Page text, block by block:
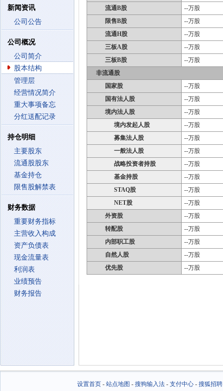
新闻资讯
公司公告
公司概况
公司简介
股本结构
管理层
经营情况简介
重大事项备忘
分红送配记录
持仓明细
主要股东
流通股股东
基金持仓
限售股解禁表
财务数据
重要财务指标
主营收入构成
资产负债表
现金流量表
利润表
业绩预告
财务报告
流通B股
--万股
限售B股
--万股
流通H股
--万股
三板A股
--万股
三板B股
--万股
非流通股
国家股
--万股
国有法人股
--万股
境内法人股
--万股
境内发起人股
--万股
募集法人股
--万股
一般法人股
--万股
战略投资者持股
--万股
基金持股
--万股
STAQ股
--万股
NET股
--万股
外资股
--万股
转配股
--万股
内部职工股
--万股
自然人股
--万股
优先股
--万股
设置首页- 站点地图 - 搜狗输入法- 支付中心- 搜狐招聘